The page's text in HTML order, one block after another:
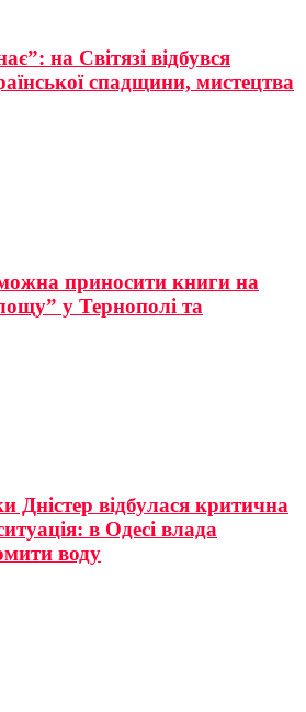
на Світязі відбувся
спадщини, мистецтва
приносити книги на
у Тернополі та
Дністер відбулася критична
в Одесі влада
воду